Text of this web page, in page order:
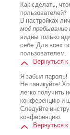
Как сделать,
пользователей?
В настройках
моё пребывание
видны только
себе. Для всех
пользователем.
Вернуться
Я забыл пароль!
Не паникуйте!
легко получить
конференцию и
Следуйте
конференцию.
Вернуться